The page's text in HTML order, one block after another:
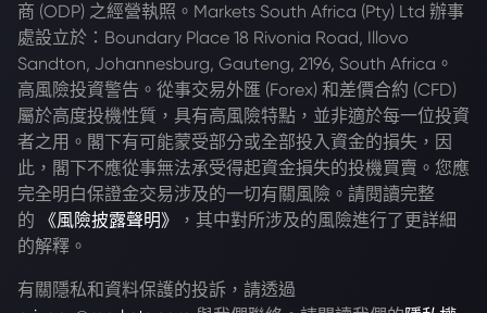
商 (ODP) 之經營執照。Markets South Africa (Pty) Ltd 辦事
處設立於：Boundary Place 18 Rivonia Road, Illovo
Sandton, Johannesburg, Gauteng, 2196, South Africa。
高風險投資警告。從事交易外匯 (Forex) 和差價合約 (CFD)
屬於高度投機性質，具有高風險特點，並非適於每一位投資
者之用。閣下有可能蒙受部分或全部投入資金的損失，因
此，閣下不應從事無法承受得起資金損失的投機買賣。您應
完全明白保證金交易涉及的一切有關風險。請閱讀完整
的
《風險披露聲明》
，其中對所涉及的風險進行了更詳細
的解釋。
有關隱私和資料保護的投訴，請透過